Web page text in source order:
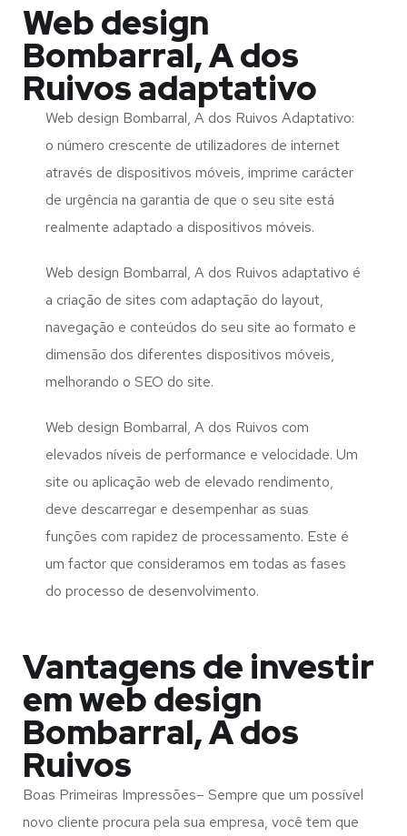
Web design
Bombarral, A dos
Ruivos adaptativo
Web design Bombarral, A dos Ruivos Adaptativo:
o número crescente de utilizadores de internet
através de dispositivos móveis, imprime carácter
de urgência na garantia de que o seu site está
realmente adaptado a dispositivos móveis.
Web design Bombarral, A dos Ruivos adaptativo é
a criação de sites com adaptação do layout,
navegação e conteúdos do seu site ao formato e
dimensão dos diferentes dispositivos móveis,
melhorando o SEO do site.
Web design Bombarral, A dos Ruivos com
elevados níveis de performance e velocidade. Um
site ou aplicação web de elevado rendimento,
deve descarregar e desempenhar as suas
funções com rapidez de processamento. Este é
um factor que consideramos em todas as fases
do processo de desenvolvimento.
Vantagens de investir
em web design
Bombarral, A dos
Ruivos
Boas Primeiras Impressões– Sempre que um possível
novo cliente procura pela sua empresa, você tem que